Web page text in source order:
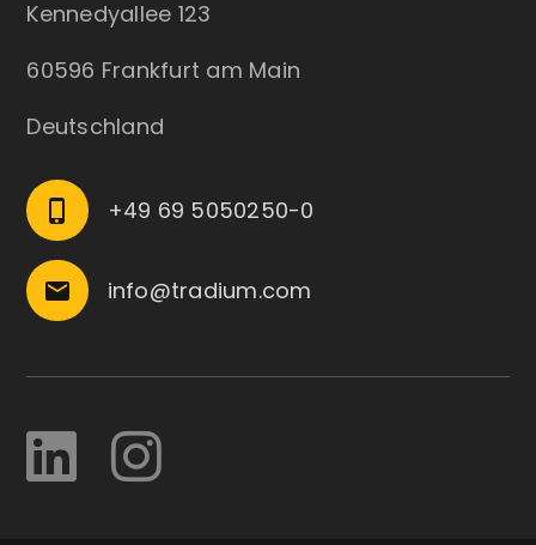
Kennedyallee 123
60596 Frankfurt am Main
Deutschland
phone_iphone +49 69 5050250-0
email info@tradium.com